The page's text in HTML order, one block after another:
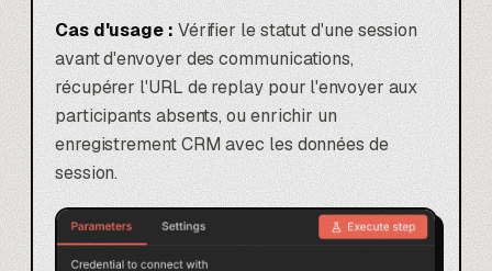
Cas d'usage : Vérifier le statut d'une session
avant d'envoyer des communications,
récupérer l'URL de replay pour l'envoyer aux
participants absents, ou enrichir un
enregistrement CRM avec les données de
session.